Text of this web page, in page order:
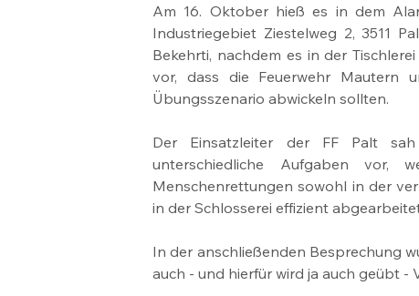
Am 16. Oktober hieß es in dem
Industriegebiet Ziestelweg 2, 3511
Bekehrti, nachdem es in der
vor, dass die Feuerwehr Mautern
Übungsszenario abwickeln sollten.
Der Einsatzleiter der FF Palt
unterschiedliche Aufgaben vor,
Menschenrettungen sowohl in der
in der Schlosserei effizient
In der anschließenden Besprechung
auch - und hierfür wird ja auch geübt